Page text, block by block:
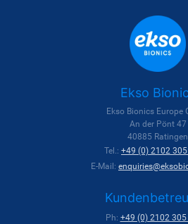
Ekso
Ekso Bionics Europe
An der Pönt 47
40885 Ratingen
Tel.: +49 (0) 2102
E-Mail:
Ph: +49 (0) 2102 305